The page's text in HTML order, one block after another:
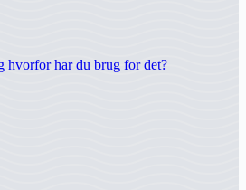
hvorfor har du brug for det?